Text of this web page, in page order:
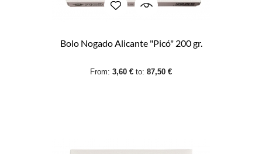
Bolo Nogado Alicante "Picó" 200 gr.
From: 3,60 € to: 87,50 €